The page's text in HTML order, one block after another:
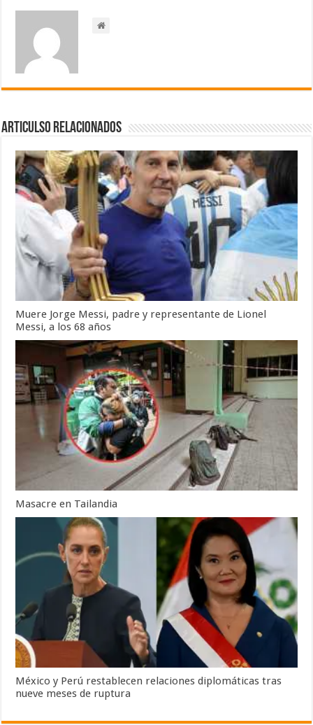
Articulso Relacionados
Muere Jorge Messi, padre y representante de Lionel
Messi, a los 68 años
Masacre en Tailandia
México y Perú restablecen relaciones diplomáticas tras
nueve meses de ruptura